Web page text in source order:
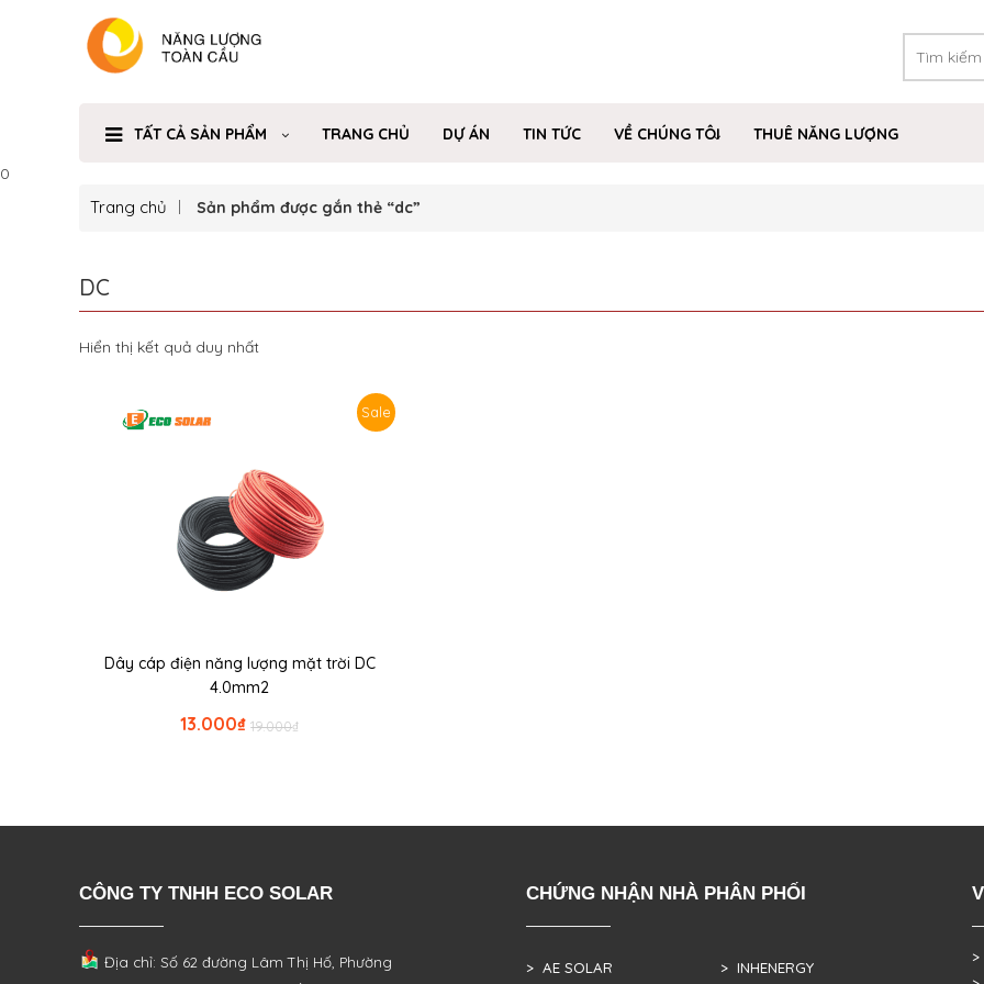
TẤT CẢ SẢN PHẨM TRANG CHỦ DỰ ÁN TIN TỨC VỀ CHÚNG TÔI
THUÊ NĂNG LƯỢNG
0
Trang chủ Sản phẩm được gắn thẻ “dc”
DC
Hiển thị kết quả duy nhất
Sale
Dây cáp điện năng lượng mặt trời DC
4.0mm2
₫
19.000
₫
13.000
CÔNG TY TNHH ECO SOLAR
Địa chỉ: Số 62 đường Lâm Thị Hố, Phường
CHỨNG NHẬN NHÀ PHÂN PHỐI
> AE SOLAR > INHENERGY
>